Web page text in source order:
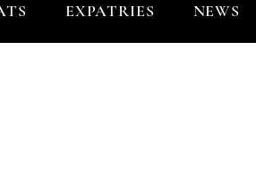
EXPATRIES NEWS